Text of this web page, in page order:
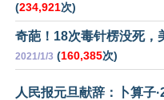
(234,921次)
奇葩！18次毒针楞没死，
2021/1/3 (160,385次)
人民报元旦献辞：卜算子